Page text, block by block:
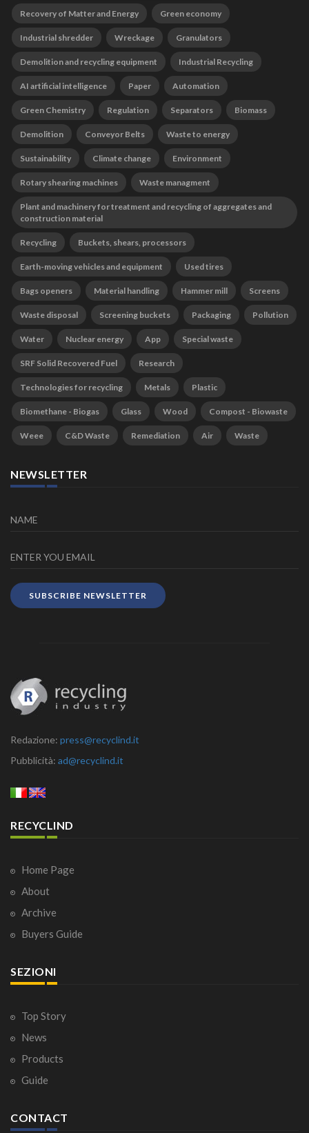
Recovery of Matter and Energy Green economy
Industrial shredder Wreckage Granulators
Demolition and recycling equipment Industrial Recycling
AI artificial intelligence Paper Automation
Green Chemistry Regulation Separators Biomass
Demolition Conveyor Belts Waste to energy
Sustainability Climate change Environment
Rotary shearing machines Waste managment
Plant and machinery for treatment and recycling of aggregates and
construction material
Recycling Buckets, shears, processors
Earth-moving vehicles and equipment Used tires
Bags openers Material handling Hammer mill Screens
Waste disposal Screening buckets Packaging Pollution
Water Nuclear energy App Special waste
SRF Solid Recovered Fuel Research
Technologies for recycling Metals Plastic
Biomethane - Biogas Glass Wood Compost - Biowaste
Weee C&D Waste Remediation Air Waste
NEWSLETTER
SUBSCRIBE NEWSLETTER
Redazione: press@recyclind.it
Pubblicità: ad@recyclind.it
RECYCLIND
Home Page
About
Archive
Buyers Guide
SEZIONI
Top Story
News
Products
Guide
CONTACT